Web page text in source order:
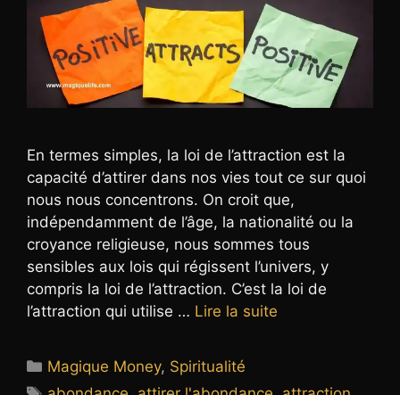
En termes simples, la loi de l’attraction est la
capacité d’attirer dans nos vies tout ce sur quoi
nous nous concentrons. On croit que,
indépendamment de l’âge, la nationalité ou la
croyance religieuse, nous sommes tous
sensibles aux lois qui régissent l’univers, y
compris la loi de l’attraction. C’est la loi de
l’attraction qui utilise … Lire la suite
Catégories
Magique Money, Spiritualité
Étiquettes